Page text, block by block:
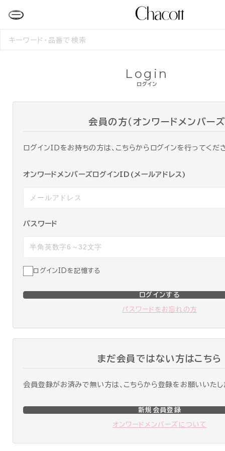
検
ログイン
Login
会員の方（オンワードメンバーズ
ログインIDをお持ちの方は、こちらからログインを行ってくだ
オンワードメンバーズログインID(メールアドレス)
パスワード
ログインIDを記憶する
ログインする
パスワードをお忘れの方
まだ会員ではない方はこちら
会員登録がお済みで無い方は、こちらから登録をお願いいたし
新規会員登録
オンワードメンバーズについて